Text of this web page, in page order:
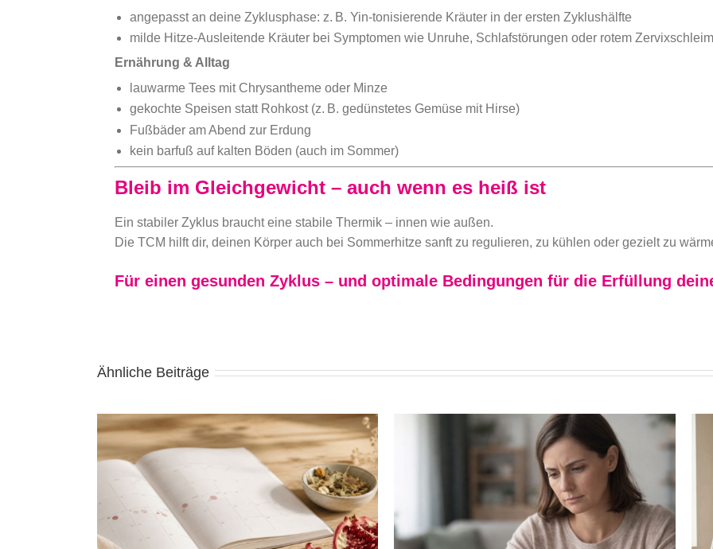
angepasst an deine Zyklusphase: z. B. Yin-tonisierende Kräuter in der ersten Zyklushälfte
milde Hitze-Ausleitende Kräuter bei Symptomen wie Unruhe, Schlafstörungen oder rotem Zervixschleim
Ernährung & Alltag
lauwarme Tees mit Chrysantheme oder Minze
gekochte Speisen statt Rohkost (z. B. gedünstetes Gemüse mit Hirse)
Fußbäder am Abend zur Erdung
kein barfuß auf kalten Böden (auch im Sommer)
Bleib im Gleichgewicht – auch wenn es heiß ist
Ein stabiler Zyklus braucht eine stabile Thermik – innen wie außen.
Die TCM hilft dir, deinen Körper auch bei Sommerhitze sanft zu regulieren, zu kühlen oder gezielt zu
Für einen gesunden Zyklus – und optimale Bedingungen für die Erfüllung
Ähnliche Beiträge